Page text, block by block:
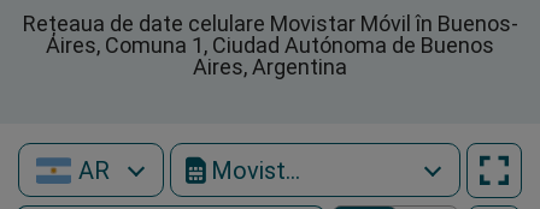
Rețeaua de date celulare Movistar Móvil în Buenos-
Aires, Comuna 1, Ciudad Autónoma de Buenos
Aires, Argentina
AR Movistar Móvil